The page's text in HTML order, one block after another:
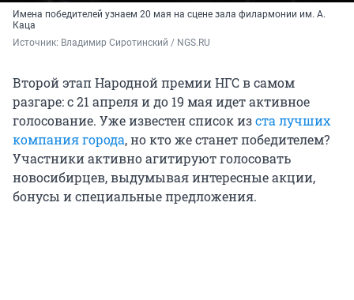
Имена победителей узнаем 20 мая на сцене зала филармонии им. А.
Каца
Источник: Владимир Сиротинский / NGS.RU
Второй этап Народной премии НГС в самом
разгаре: с 21 апреля и до 19 мая идет активное
голосование. Уже известен список изста лучших
компания города, но кто же станет победителем?
Участники активно агитируют голосовать
новосибирцев, выдумывая интересные акции,
бонусы и специальные предложения.